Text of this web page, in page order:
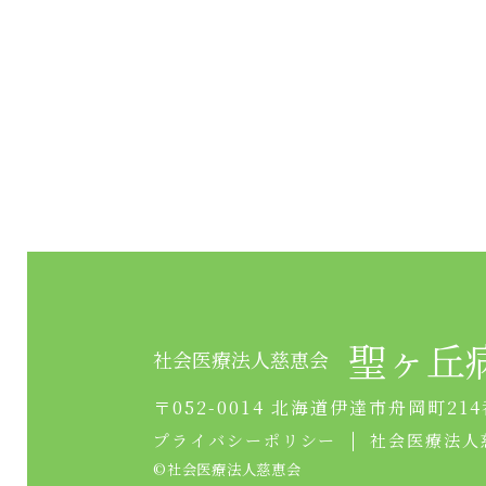
社会医療法人慈恵会 聖ヶ丘
〒052-0014 北海道伊達市舟岡町
プライバシーポリシー 社会医療法人
©︎社会医療法人慈恵会